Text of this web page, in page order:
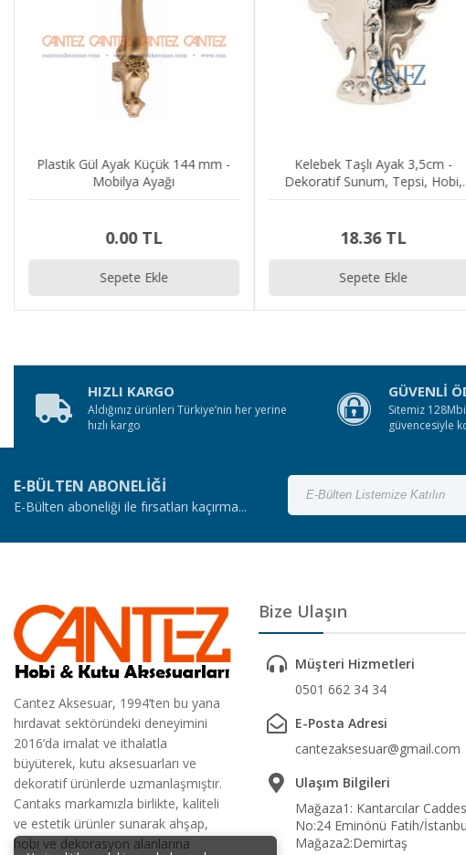
Plastik Gül Ayak Küçük 144 mm -
Mobilya Ayağı
0.00 TL
Sepete Ekle
Kelebek Taşlı Ayak 3,5cm -
Dekoratif Sunum, Tepsi, Hobi,
18.36 TL
Sepete Ekle
HIZLI KARGO
Aldığınız ürünleri Türkiye’nin her yerine
hızlı kargo
GÜVENLİ
Sitemiz
güvencesiyle
E-BÜLTEN ABONELİĞİ
E-Bülten aboneliği ile fırsatları kaçırma...
Cantez Aksesuar, 1994’ten bu yana
hırdavat sektöründeki deneyimini
2016’da imalat ve ithalatla
büyüterek, kutu aksesuarları ve
dekoratif ürünlerde uzmanlaşmıştır.
Cantaks markamızla birlikte, kaliteli
ve estetik ürünler sunarak ahşap,
hobi ve dekorasyon alanlarına
Bize Ulaşın
Müşteri Hizmetleri
0501 662 34 34
E-Posta Adresi
cantezaksesuar@gmail.com
Ulaşım Bilgileri
Mağaza1: Kantarcılar
No:24 Eminönü Fatih/
Mağaza2:Demirtaş